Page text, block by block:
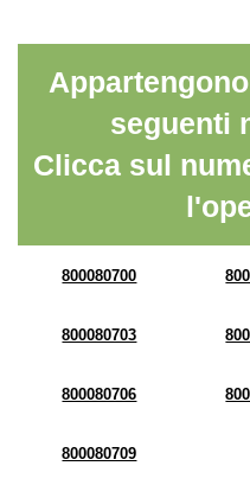
seguenti
Clicca sul
800080700
800080703
800080706
800080709